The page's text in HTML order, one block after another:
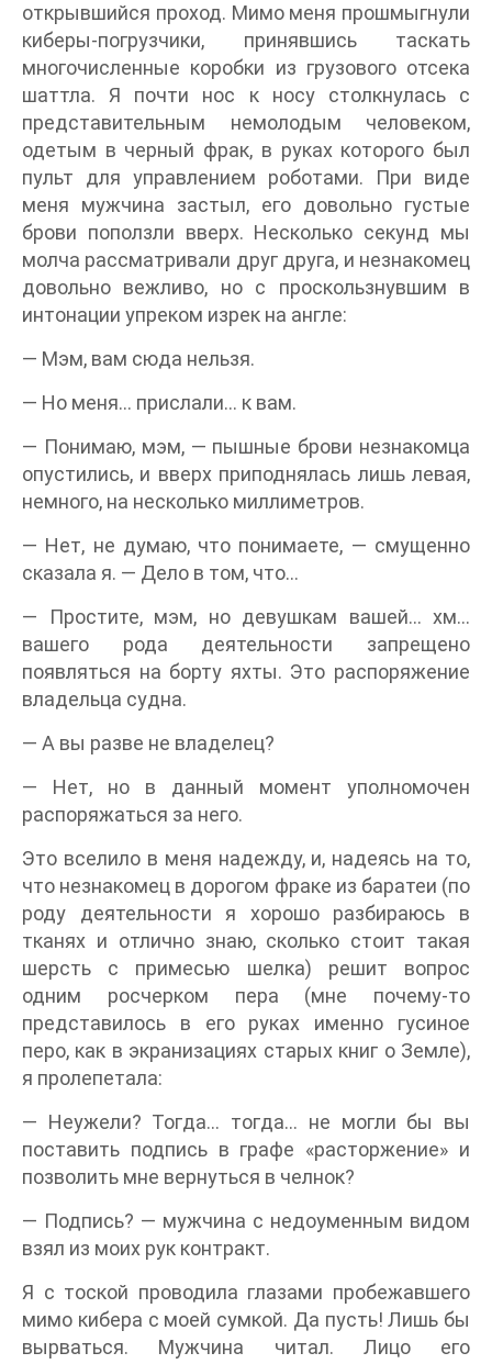
открывшийся проход. Мимо меня прошмыгнули
киберы-погрузчики, принявшись таскать
многочисленные коробки из грузового отсека
шаттла. Я почти нос к носу столкнулась с
представительным немолодым человеком,
одетым в черный фрак, в руках которого был
пульт для управлением роботами. При виде
меня мужчина застыл, его довольно густые
брови поползли вверх. Несколько секунд мы
молча рассматривали друг друга, и незнакомец
довольно вежливо, но с проскользнувшим в
интонации упреком изрек на англе:
— Мэм, вам сюда нельзя.
— Но меня… прислали… к вам.
— Понимаю, мэм, — пышные брови незнакомца
опустились, и вверх приподнялась лишь левая,
немного, на несколько миллиметров.
— Нет, не думаю, что понимаете, — смущенно
сказала я. — Дело в том, что…
— Простите, мэм, но девушкам вашей… хм…
вашего рода деятельности запрещено
появляться на борту яхты. Это распоряжение
владельца судна.
— А вы разве не владелец?
— Нет, но в данный момент уполномочен
распоряжаться за него.
Это вселило в меня надежду, и, надеясь на то,
что незнакомец в дорогом фраке из баратеи (по
роду деятельности я хорошо разбираюсь в
тканях и отлично знаю, сколько стоит такая
шерсть с примесью шелка) решит вопрос
одним росчерком пера (мне почему-то
представилось в его руках именно гусиное
перо, как в экранизациях старых книг о Земле),
я пролепетала:
— Неужели? Тогда… тогда… не могли бы вы
поставить подпись в графе «расторжение» и
позволить мне вернуться в челнок?
— Подпись? — мужчина с недоуменным видом
взял из моих рук контракт.
Я с тоской проводила глазами пробежавшего
мимо кибера с моей сумкой. Да пусть! Лишь бы
вырваться. Мужчина читал. Лицо его